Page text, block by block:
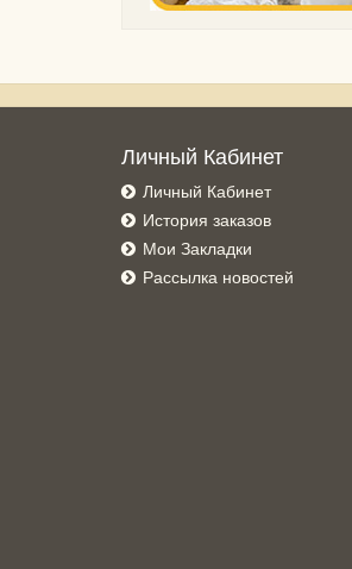
Личный Кабинет
Личный Кабинет
История заказов
Мои Закладки
Рассылка новостей